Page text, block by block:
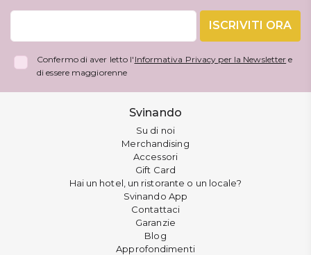
ISCRIVITI ORA
Confermo di aver letto l' Informativa Privacy per la Newsletter e
di essere maggiorenne
Svinando
Su di noi
Merchandising
Accessori
Gift Card
Hai un hotel, un ristorante o un locale?
Svinando App
Contattaci
Garanzie
Blog
Approfondimenti